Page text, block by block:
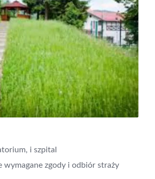
i szpital
wymagane zgody i odbiór straży